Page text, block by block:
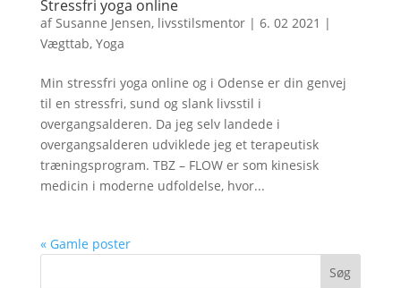
Stressfri yoga online
afSusanne Jensen, livsstilsmentor| 6. 02 2021 |
Vægttab, Yoga
Min stressfri yoga online og i Odense er din genvej
til en stressfri, sund og slank livsstil i
overgangsalderen. Da jeg selv landede i
overgangsalderen udviklede jeg et terapeutisk
træningsprogram. TBZ – FLOW er som kinesisk
medicin i moderne udfoldelse, hvor...
« Gamle poster